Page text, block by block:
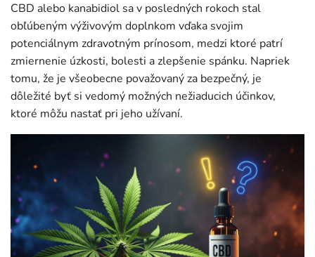
CBD alebo kanabidiol sa v posledných rokoch stal
obľúbeným výživovým doplnkom vďaka svojim
potenciálnym zdravotným prínosom, medzi ktoré patrí
zmiernenie úzkosti, bolesti a zlepšenie spánku. Napriek
tomu, že je všeobecne považovaný za bezpečný, je
dôležité byť si vedomý možných nežiaducich účinkov,
ktoré môžu nastať pri jeho užívaní.